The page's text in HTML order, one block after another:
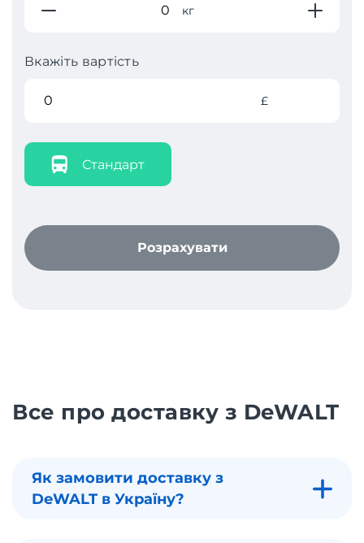
кг
Вкажіть вартість
£
Стандарт
Розрахувати
Все про доставку з DeWALT
Як замовити доставку з
DeWALT в Україну?